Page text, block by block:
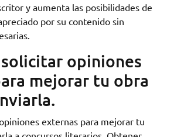
y aumenta las posibilidades de
por su contenido sin
opiniones
mejorar tu obra
externas para mejorar tu